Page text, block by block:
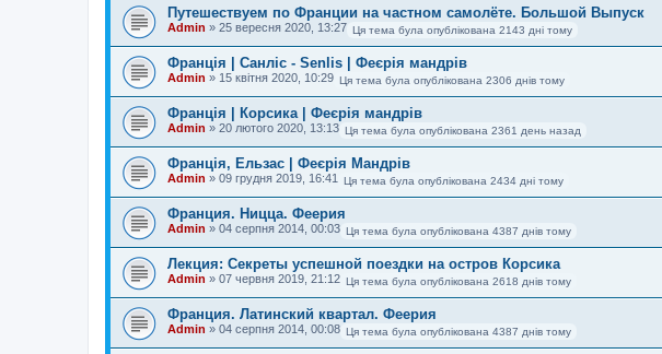
Путешествуем по Франции на частном самолёте. Большой Выпуск
Admin » 25 вересня 2020, 13:27 Ця тема була опублікована 2143 дні тому
Франція | Санліс - Senlis | Феєрія мандрів
Admin » 15 квітня 2020, 10:29 Ця тема була опублікована 2306 днів тому
Франція | Корсика | Феєрія мандрів
Admin » 20 лютого 2020, 13:13 Ця тема була опублікована 2361 день назад
Франція, Ельзас | Феєрія Мандрів
Admin » 09 грудня 2019, 16:41 Ця тема була опублікована 2434 дні тому
Франция. Ницца. Феерия
Admin » 04 серпня 2014, 00:03 Ця тема була опублікована 4387 днів тому
Лекция: Секреты успешной поездки на остров Корсика
Admin » 07 червня 2019, 21:12 Ця тема була опублікована 2618 днів тому
Франция. Латинский квартал. Феерия
Admin » 04 серпня 2014, 00:08 Ця тема була опублікована 4387 днів тому